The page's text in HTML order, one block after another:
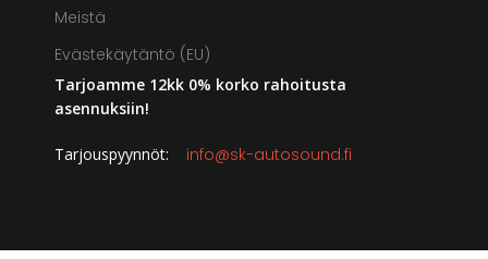
Meistä
Evästekäytäntö (EU)
Tarjoamme 12kk 0% korko rahoitusta
asennuksiin!
Tarjouspyynnöt: info@sk-autosound.fi